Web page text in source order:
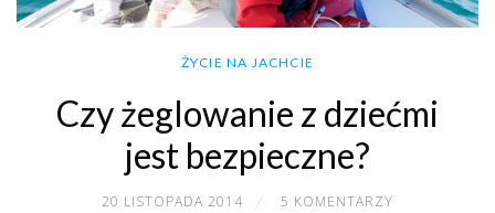
ŻYCIE NA JACHCIE
Czy żeglowanie z dziećmi
jest bezpieczne?
20 LISTOPADA 2014 5 KOMENTARZY